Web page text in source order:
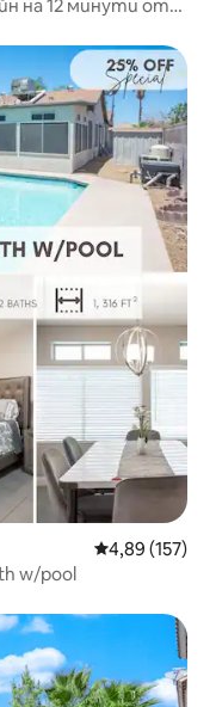
на 12 минути от
Средна
4,89 (157)
w/pool